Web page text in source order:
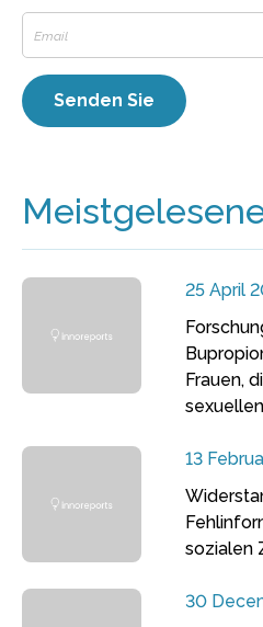
25 April
Frauen,
13
sozialen
30